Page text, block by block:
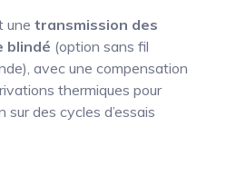
une transmission des
blindé (option sans fil
avec une compensation
thermiques pour
sur des cycles d’essais